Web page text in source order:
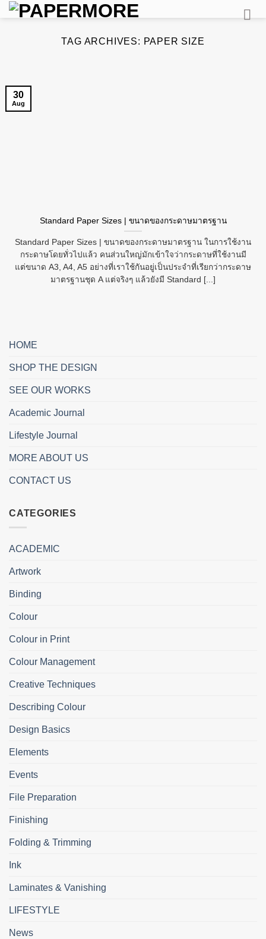
Skip
TAG ARCHIVES: PAPER SIZE
Standard Paper Sizes | ขนาดของกระดาษมาตรฐาน
Standard Paper Sizes | ขนาดของกระดาษมาตรฐาน ในการใช้งาน
กระดาษโดยทั่วไปแล้ว คนส่วนใหญ่มักเข้าใจว่ากระดาษที่ใช้งานมี
แต่ขนาด A3, A4, A5 อย่างที่เราใช้กันอยู่เป็นประจำที่เรียกว่ากระดาษ
มาตรฐานชุด A แต่จริงๆ แล้วยังมี Standard [...]
30
Aug
HOME
SHOP THE DESIGN
SEE OUR WORKS
Academic Journal
Lifestyle Journal
MORE ABOUT US
CONTACT US
CATEGORIES
ACADEMIC
Artwork
Binding
Colour
Colour in Print
Colour Management
Creative Techniques
Describing Colour
Design Basics
Elements
Events
File Preparation
Finishing
Folding & Trimming
Ink
Laminates & Vanishing
LIFESTYLE
News